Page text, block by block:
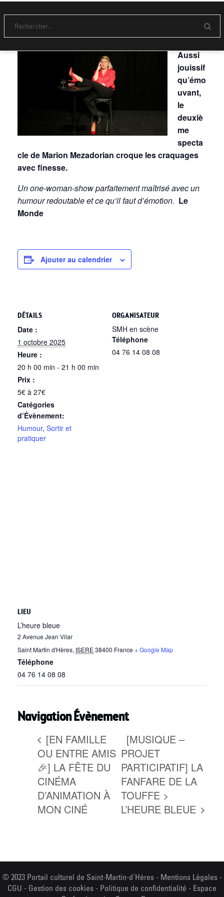
v
Marion MEZADORIAN – Craquage
Humour – Dès 12 ans –De 5€ à 27€– Durée 1h
Aussi
jouissif
qu’émo
uvant,
le
deuxiè
me
specta
cle de Marion Mezadorian croque les craquages
avec finesse.
Un one-woman-show parfaitement maîtrisé avec un
humour redoutable et ce qu’il faut d’émotion. Le
Monde
Ajouter au calendrier
DÉTAILS
Date :
1 octobre 2025
Heure :
20 h 00 min - 21 h 00 min
Prix :
5€ à 27€
Catégories
d’Évènement:
Humour, Sortir et
pratiquer
ORGANISATEUR
SMH en scène
Téléphone
04 76 14 08 08
LIEU
L’heure bleue
2 Avenue Jean Vilar
Saint Martin d'Hères, ISERE38400 France + Google Map
Téléphone
04 76 14 08 08
Navigation Évènement
[EN FAMILLE
OU ENTRE AMIS
🎉] LA FÊTE DU
CINÉMA
D’ANIMATION À
MON CINÉ
[MUSIQUE –
PROJET
PARTICIPATIF] LA
FANFARE DE LA
TOUFFE >
L’HEURE BLEUE
© 2023 Portail culturel de Saint-Martin-d'Hères - Mentions Légales-
CGU - Gestion des cookies - Politique de confidentialité - Espace